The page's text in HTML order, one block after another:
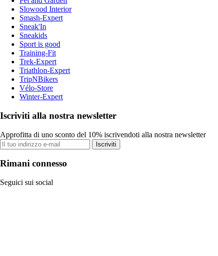
Slowood Interior
Smash-Expert
Sneak'In
Sneakids
Sport is good
Training-Fit
Trek-Expert
Triathlon-Expert
TripNBikers
Vélo-Store
Winter-Expert
Iscriviti alla nostra newsletter
Approfitta di uno sconto del 10% iscrivendoti alla nostra newsletter
Iscriviti
Rimani connesso
Seguici sui social